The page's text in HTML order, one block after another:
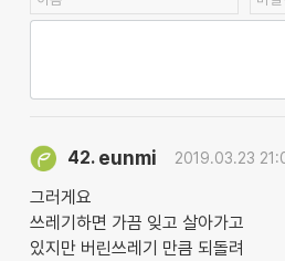
42. eunmi 2019.03.23
그러게요
쓰레기하면 가끔 잊고 살아가고
있지만 버린쓰레기 만큼 되돌려